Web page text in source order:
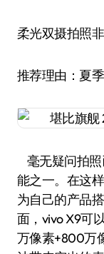
柔光双摄拍照
推荐理由：夏
毫无疑问拍
能之一。在这
为自己的产品
面，vivo X9可
万像素+800万